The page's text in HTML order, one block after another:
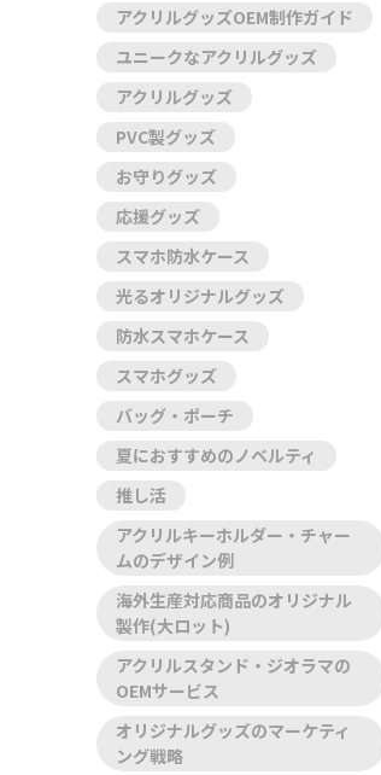
アクリルグッズOEM制作ガイド
ユニークなアクリルグッズ
アクリルグッズ
PVC製グッズ
お守りグッズ
応援グッズ
スマホ防水ケース
光るオリジナルグッズ
防水スマホケース
スマホグッズ
バッグ・ポーチ
夏におすすめのノベルティ
推し活
アクリルキーホルダー・チャー
ムのデザイン例
海外生産対応商品のオリジナル
製作(大ロット)
アクリルスタンド・ジオラマの
OEMサービス
オリジナルグッズのマーケティ
ング戦略